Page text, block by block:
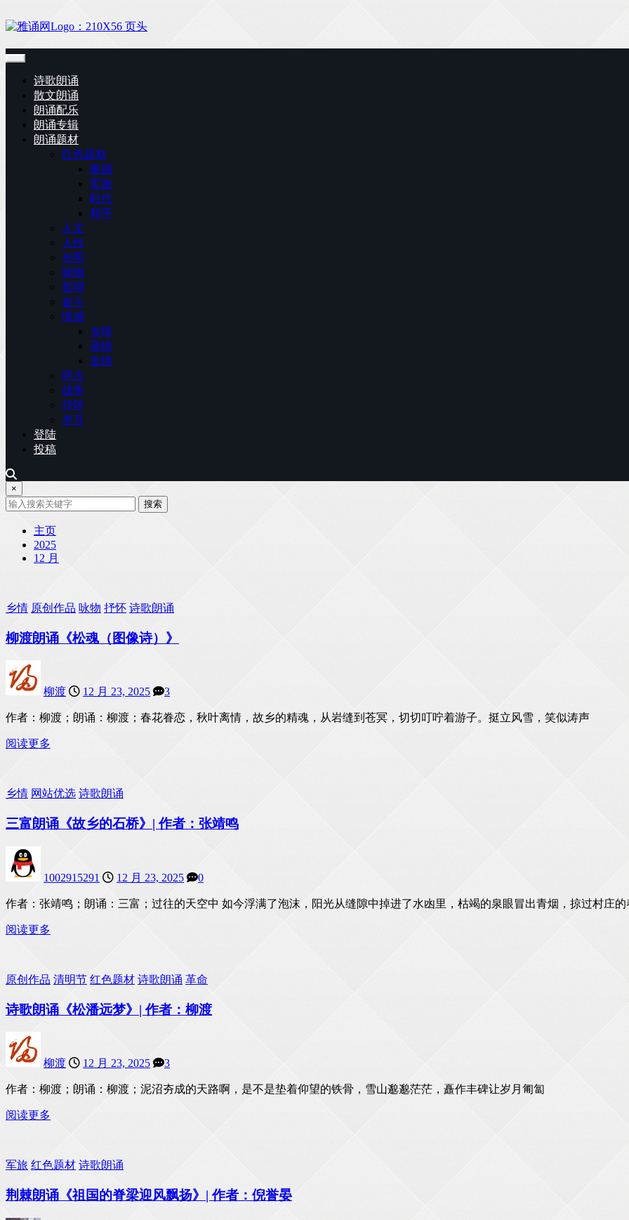
诗歌朗诵
散文朗诵
朗诵配乐
朗诵专辑
朗诵题材
红色题材
家国
军旅
时代
和平
人文
人性
光明
咏物
哲理
奋斗
情感
乡情
亲情
友情
怀古
战争
抒怀
岁月
登陆
投稿
×
搜索
主页
2025
12 月
乡情 原创作品 咏物 抒怀 诗歌朗诵
柳渡朗诵《松魂（图像诗）》
柳渡 12 月 23, 2025 3
作者：柳渡；朗诵：柳渡；春花眷恋，秋叶离情，故乡的精魂，从岩缝到苍冥，切切叮咛着游子。挺立风雪，笑似涛声
阅读更多
乡情 网站优选 诗歌朗诵
三富朗诵《故乡的石桥》| 作者：张靖鸣
1002915291 12 月 23, 2025 0
作者：张靖鸣；朗诵：三富；过往的天空中 如今浮满了泡沫，阳光从缝隙中掉进了水凼里，枯竭的泉眼冒出青烟，掠过村庄的
阅读更多
原创作品 清明节 红色题材 诗歌朗诵 革命
诗歌朗诵《松潘远梦》| 作者：柳渡
柳渡 12 月 23, 2025 3
作者：柳渡；朗诵：柳渡；泥沼夯成的天路啊，是不是垫着仰望的铁骨，雪山邈邈茫茫，矗作丰碑让岁月匍匐
阅读更多
军旅 红色题材 诗歌朗诵
荆棘朗诵《祖国的脊梁迎风飘扬》| 作者：倪誉晏